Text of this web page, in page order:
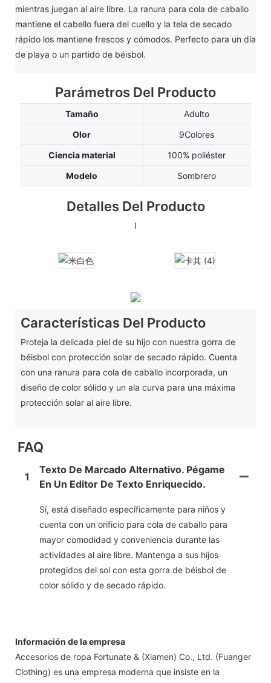
mientras juegan al aire libre. La ranura para cola de caballo
mantiene el cabello fuera del cuello y la tela de secado
rápido los mantiene frescos y cómodos. Perfecto para un día
de playa o un partido de béisbol.
Parámetros Del Producto
Tamaño
Adulto
Olor
9Colores
Ciencia material
100% poliéster
Modelo
Sombrero
Detalles Del Producto
I
Características Del Producto
Proteja la delicada piel de su hijo con nuestra gorra de
béisbol con protección solar de secado rápido. Cuenta
con una ranura para cola de caballo incorporada, un
diseño de color sólido y un ala curva para una máxima
protección solar al aire libre.
FAQ
1
Texto De Marcado Alternativo. Pégame
En Un Editor De Texto Enriquecido.
Sí, está diseñado específicamente para niños y
cuenta con un orificio para cola de caballo para
mayor comodidad y conveniencia durante las
actividades al aire libre. Mantenga a sus hijos
protegidos del sol con esta gorra de béisbol de
color sólido y de secado rápido.
Información de la empresa
Accesorios de ropa Fortunate & (Xiamen) Co., Ltd. (Fuanger
Clothing) es una empresa moderna que insiste en la